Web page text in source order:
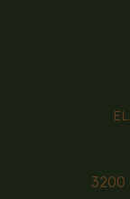
3200